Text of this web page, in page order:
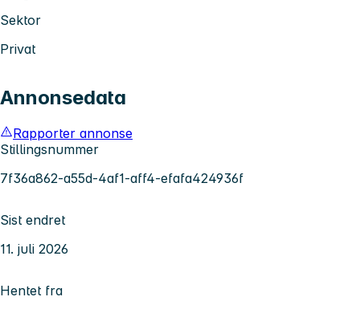
Sektor
Privat
Annonsedata
Rapporter annonse
Stillingsnummer
7f36a862-a55d-4af1-aff4-efafa424936f
Sist endret
11. juli 2026
Hentet fra